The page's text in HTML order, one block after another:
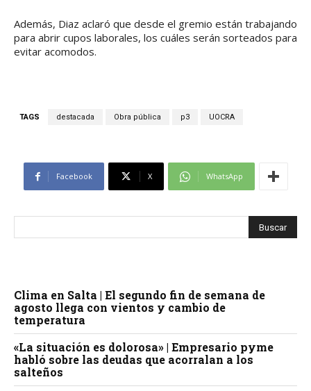
Además, Diaz aclaró que desde el gremio están trabajando
para abrir cupos laborales, los cuáles serán sorteados para
evitar acomodos.
TAGS destacada Obra pública p3 UOCRA
Facebook X WhatsApp
Clima en Salta | El segundo fin de semana de
agosto llega con vientos y cambio de
temperatura
«La situación es dolorosa» | Empresario pyme
habló sobre las deudas que acorralan a los
salteños